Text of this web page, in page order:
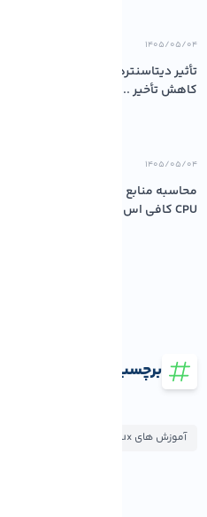
۱۴۰۵/۰۵/۰۴
تأثیر دیتاسنترهای باکیفیت بر پایداری و
کاهش تأخیر ...
۱۴۰۵/۰۵/۰۴
محاسبه منابع مورد نیاز سرور: چقدر رم و
CPU کافی اس...
برچسب ها
آموزش های AlmaLinux